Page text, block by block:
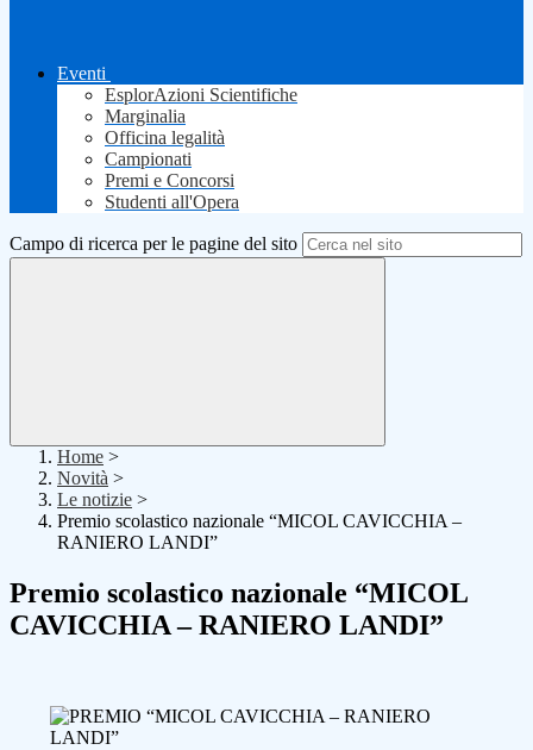
Eventi
EsplorAzioni Scientifiche
Marginalia
Officina legalità
Campionati
Premi e Concorsi
Studenti all'Opera
Campo di ricerca per le pagine del sito
Home >
Novità >
Le notizie >
Premio scolastico nazionale “MICOL CAVICCHIA –
RANIERO LANDI”
Premio scolastico nazionale “MICOL
CAVICCHIA – RANIERO LANDI”